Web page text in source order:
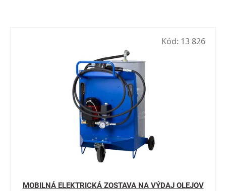
MOBILNÁ ELEKTRICKÁ ZOSTAVA NA VÝDAJ OLEJOV
Kód: 13 826